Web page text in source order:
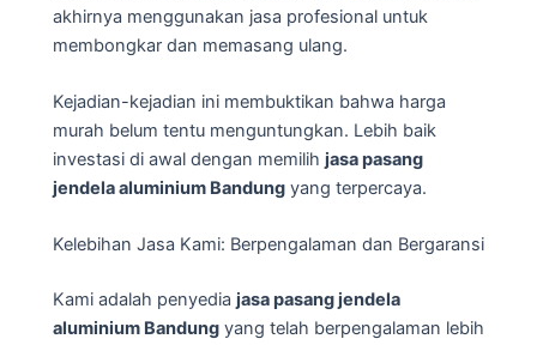
akhirnya menggunakan jasa profesional untuk
membongkar dan memasang ulang.
Kejadian-kejadian ini membuktikan bahwa harga
murah belum tentu menguntungkan. Lebih baik
investasi di awal dengan memilih jasa pasang
jendela aluminium Bandung yang terpercaya.
Kelebihan Jasa Kami: Berpengalaman dan Bergaransi
Kami adalah penyedia jasa pasang jendela
aluminium Bandung yang telah berpengalaman lebih